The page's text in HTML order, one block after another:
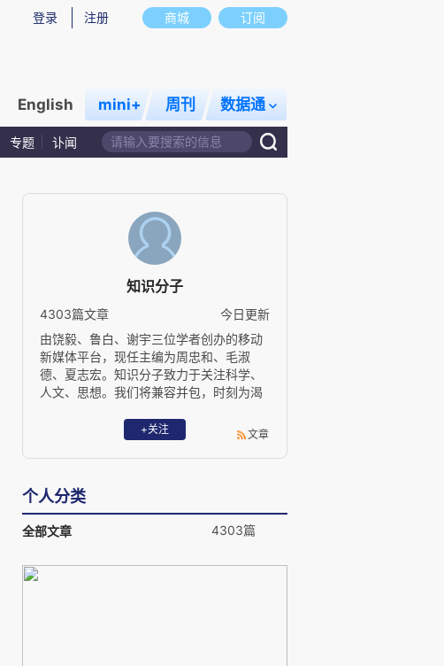
商城 订阅
登录 注册
English mini+ 周刊 数据通
专题 讣闻
知识分子
4303篇文章
今日更新
由饶毅、鲁白、谢宇三位学者创办的移动
新媒体平台，现任主编为周忠和、毛淑
德、夏志宏。知识分子致力于关注科学、
人文、思想。我们将兼容并包，时刻为渴
识、共析现代思想、共建智趣中国。
+关注 文章
个人分类
全部文章 4303篇